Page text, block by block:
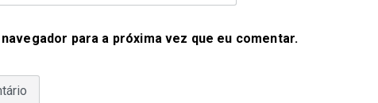
para a próxima vez que eu comentar.